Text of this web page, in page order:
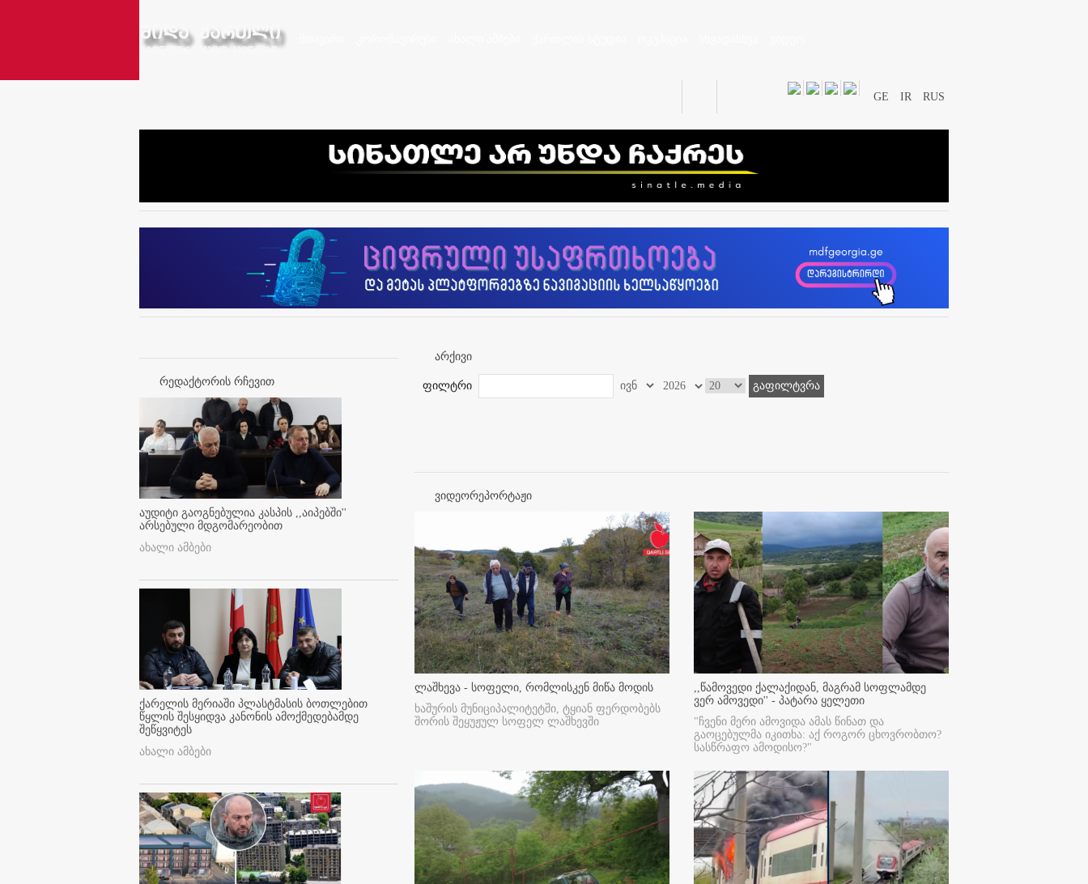
GE IR RUS
რედაქტორის რჩევით
აუდიტი გაოგნებულია კასპის ,,აიპებში''
არსებული მდგომარეობით
ახალი ამბები
ქარელის მერიაში პლასტმასის ბოთლებით
წყლის შესყიდვა კანონის ამოქმედებამდე
შეწყვიტეს
ახალი ამბები
არქივი
ფილტრი გაფილტვრა
ვიდეორეპორტაჟი
ლაშხევა - სოფელი, რომლისკენ მიწა მოდის
ხაშურის მუნიციპალიტეტში, ტყიან ფერდობებს
შორის შეყუჟულ სოფელ ლაშხევში
,,წამოვედი ქალაქიდან, მაგრამ სოფლამდე
ვერ ამოვედი'' - პატარა ყელეთი
"ჩვენი მერი ამოვიდა ამას წინათ და
გაოცებულმა იკითხა: აქ როგორ ცხოვრობთო?
სასწრაფო ამოდისო?"